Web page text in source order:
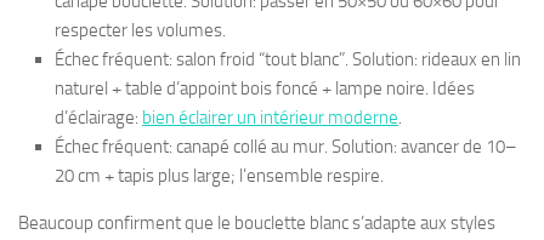
respecter les volumes.
Échec fréquent: salon froid “tout blanc”. Solution: rideaux en lin
naturel + table d’appoint bois foncé + lampe noire. Idées
d’éclairage: bien éclairer un intérieur moderne.
Échec fréquent: canapé collé au mur. Solution: avancer de 10–
20 cm + tapis plus large; l’ensemble respire.
Beaucoup confirment que le bouclette blanc s’adapte aux styles